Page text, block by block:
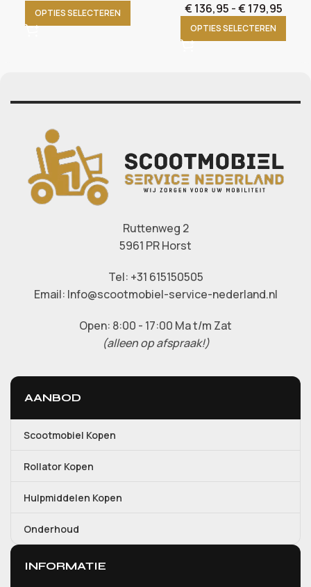
OPTIES SELECTEREN € 136,95 -€ 179,95
OPTIES SELECTEREN
Ruttenweg 2
5961 PR Horst
Tel: +31 615150505
Email: Info@scootmobiel-service-nederland.nl
Open: 8:00 - 17:00 Ma t/m Zat
(alleen op afspraak!)
AANBOD
Scootmobiel Kopen
Rollator Kopen
Hulpmiddelen Kopen
Onderhoud
INFORMATIE